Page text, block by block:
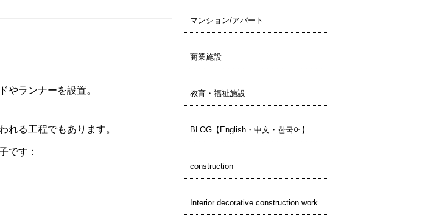
やランナーを設置。
れる工程でもあります。
です：
マンション/アパート
商業施設
教育・福祉施設
BLOG【English・中文・한국어】
construction
Interior decorative construction work